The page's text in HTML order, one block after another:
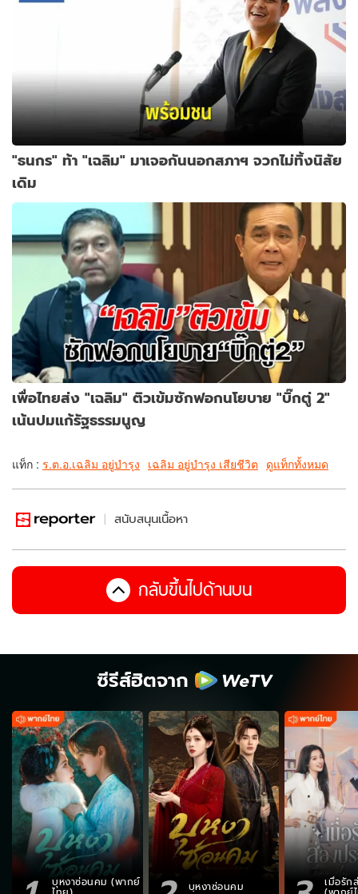
"ธนกร" ท้า "เฉลิม" มาเจอกันนอกสภาฯ จวกไม่ทิ้งนิสัย
เดิม
เพื่อไทยส่ง "เฉลิม" ติวเข้มซักฟอกนโยบาย "บิ๊กตู่ 2"
เน้นปมแก้รัฐธรรมนูญ
แท็ก : ร.ต.อ.เฉลิม อยู่บำรุง เฉลิม อยู่บำรุง เสียชีวิต ดูแท็กทั้งหมด
สนับสนุนเนื้อหา
กลับขึ้นไปด้านบน
ซีรีส์ฮิตจาก
บุหงาซ่อนคม (พากย์ บุหงาซ่อนคม เมื่อรัก